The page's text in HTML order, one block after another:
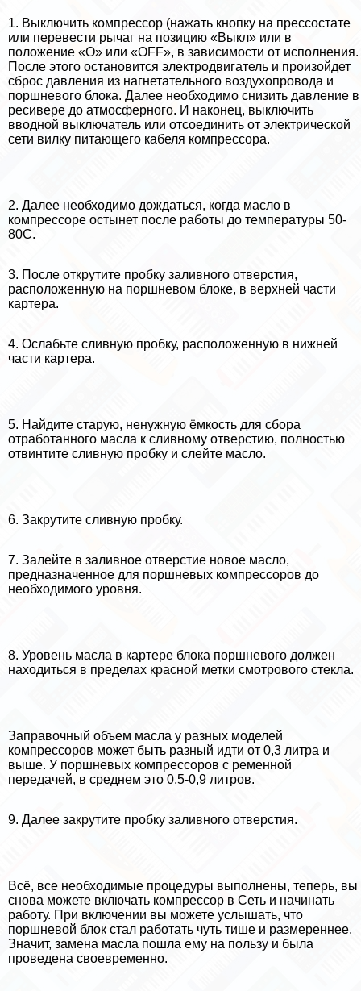
1. Выключить компрессор (нажать кнопку на прессостате
или перевести рычаг на позицию «Выкл» или в
положение «О» или «OFF», в зависимости от исполнения.
После этого остановится электродвигатель и произойдет
сброс давления из нагнетательного воздухопровода и
поршневого блока. Далее необходимо снизить давление в
ресивере до атмосферного. И наконец, выключить
вводной выключатель или отсоединить от электрической
сети вилку питающего кабеля компрессора.
2. Далее необходимо дождаться, когда масло в
компрессоре остынет после работы до температуры 50-
80С.
3. После открутите пробку заливного отверстия,
расположенную на поршневом блоке, в верхней части
картера.
4. Ослабьте сливную пробку, расположенную в нижней
части картера.
5. Найдите старую, ненужную ёмкость для сбора
отработанного масла к сливному отверстию, полностью
отвинтите сливную пробку и слейте масло.
6. Закрутите сливную пробку.
7. Залейте в заливное отверстие новое масло,
предназначенное для поршневых компрессоров до
необходимого уровня.
8. Уровень масла в картере блока поршневого должен
находиться в пределах красной метки смотрового стекла.
Заправочный объем масла у разных моделей
компрессоров может быть разный идти от 0,3 литра и
выше. У поршневых компрессоров с ременной
передачей, в среднем это 0,5-0,9 литров.
9. Далее закрутите пробку заливного отверстия.
Всё, все необходимые процедуры выполнены, теперь, вы
снова можете включать компрессор в Сеть и начинать
работу. При включении вы можете услышать, что
поршневой блок стал работать чуть тише и размереннее.
Значит, замена масла пошла ему на пользу и была
проведена своевременно.